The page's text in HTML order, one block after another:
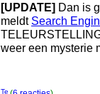
[UPDATE] Dan is
meldt Search
weer een mysterie